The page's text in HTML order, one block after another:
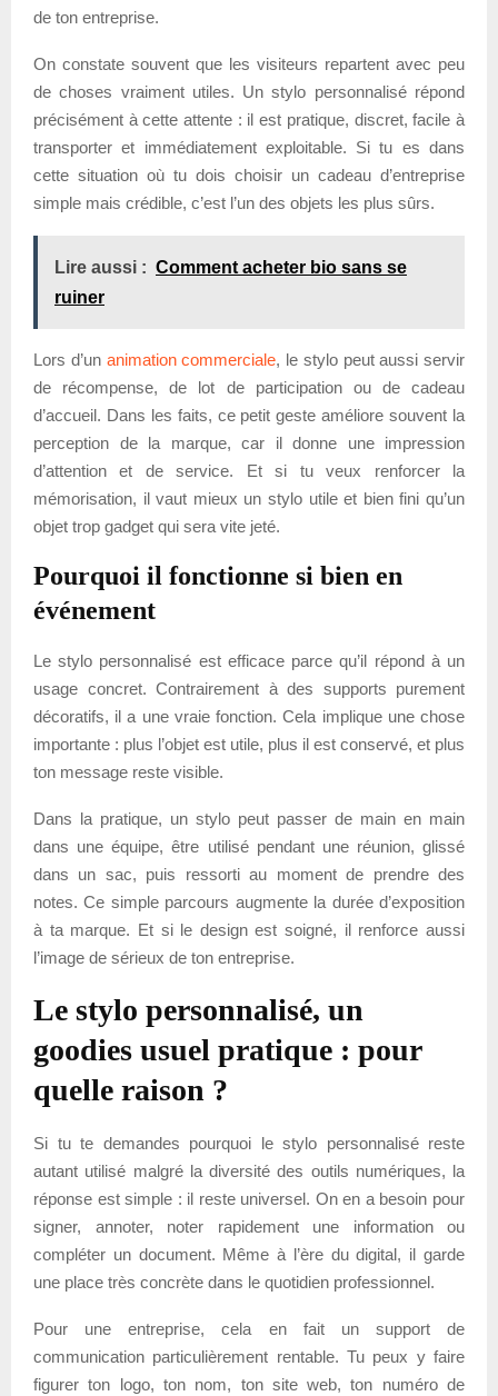
de ton entreprise.
On constate souvent que les visiteurs repartent avec peu
de choses vraiment utiles. Un stylo personnalisé répond
précisément à cette attente : il est pratique, discret, facile à
transporter et immédiatement exploitable. Si tu es dans
cette situation où tu dois choisir un cadeau d’entreprise
simple mais crédible, c’est l’un des objets les plus sûrs.
Lire aussi : Comment acheter bio sans se
ruiner
Lors d’un animation commerciale, le stylo peut aussi servir
de récompense, de lot de participation ou de cadeau
d’accueil. Dans les faits, ce petit geste améliore souvent la
perception de la marque, car il donne une impression
d’attention et de service. Et si tu veux renforcer la
mémorisation, il vaut mieux un stylo utile et bien fini qu’un
objet trop gadget qui sera vite jeté.
Pourquoi il fonctionne si bien en
événement
Le stylo personnalisé est efficace parce qu’il répond à un
usage concret. Contrairement à des supports purement
décoratifs, il a une vraie fonction. Cela implique une chose
importante : plus l’objet est utile, plus il est conservé, et plus
ton message reste visible.
Dans la pratique, un stylo peut passer de main en main
dans une équipe, être utilisé pendant une réunion, glissé
dans un sac, puis ressorti au moment de prendre des
notes. Ce simple parcours augmente la durée d’exposition
à ta marque. Et si le design est soigné, il renforce aussi
l’image de sérieux de ton entreprise.
Le stylo personnalisé, un
goodies usuel pratique : pour
quelle raison ?
Si tu te demandes pourquoi le stylo personnalisé reste
autant utilisé malgré la diversité des outils numériques, la
réponse est simple : il reste universel. On en a besoin pour
signer, annoter, noter rapidement une information ou
compléter un document. Même à l’ère du digital, il garde
une place très concrète dans le quotidien professionnel.
Pour une entreprise, cela en fait un support de
communication particulièrement rentable. Tu peux y faire
figurer ton logo, ton nom, ton site web, ton numéro de